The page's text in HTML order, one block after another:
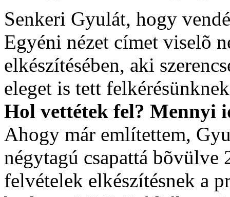
Senkeri Gyulát, hogy
Egyéni nézet címet viselõ
elkészítésében, aki
eleget is tett
Hol vettétek fel? Mennyi
Ahogy már említettem,
négytagú csapattá
felvételek elkészítésnek a